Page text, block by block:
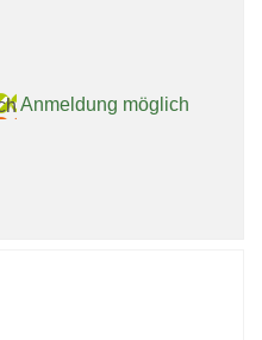
Anmeldung möglich